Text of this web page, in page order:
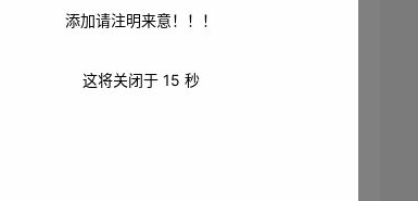
产品类型，推荐相关的配套产品或进行精
和手段，不断创新和优化。只有充分利用
多的顾客和商机，实现持续稳定的发展。
添加请注明来意！！！
这将关闭于 14 秒